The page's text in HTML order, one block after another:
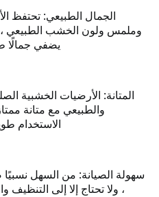
الجمال الطبيعي: تحتفظ
وملمس ولون الخشب الطبيعي
يضفي جمالًا
المتانة: الأرضيات الخشبية
والطبيعي مع متانة
الاستخدام
سهولة الصيانة: من السهل نسبيًا
، ولا تحتاج إلا إلى التنظيف